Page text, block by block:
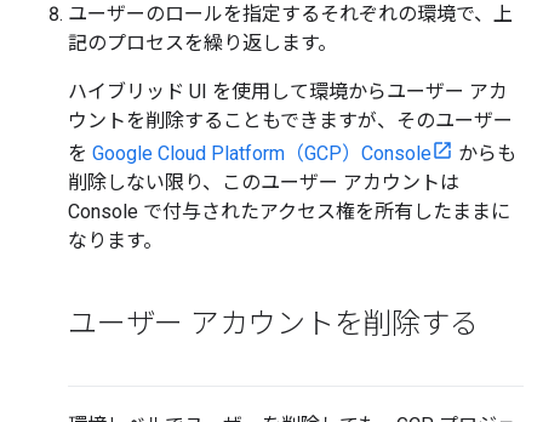
ユーザーのロールを指定するそれぞれの環境で、上
記のプロセスを繰り返します。
ハイブリッド UI を使用して環境からユーザー アカ
ウントを削除することもできますが、そのユーザー
を Google Cloud Platform（GCP）Console
からも
削除しない限り、このユーザー アカウントは
Console で付与されたアクセス権を所有したままに
なります。
ユーザー アカウントを削除する